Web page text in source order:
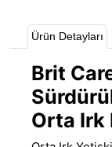
Ürün Detayları
Brit
Orta Irk